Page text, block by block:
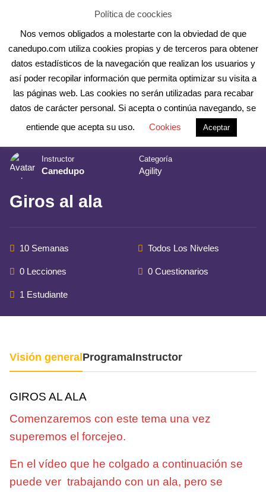
content
Aula Online Contacto Registro
Instructor
Canedupo
Categoría
Agility
Giros al ala
10 Semanas Todos Los Niveles
0 Lecciones 0 Cuestionarios
1 Estudiante
Visión general ProgramaInstructor
GIROS AL ALA
Comenzaremos con este tema una vez
superemos el forcejeo.
En el vídeo que he colgado a continuación se
puede ver trabajando con un ala, pero se
Política de coockies
Nos vemos obligados a molestarte con la obviedad de que
canedupo.com utiliza cookies propias y de terceros para obtener
datos estadísticos de la navegación que realizan los usuarios y
así poder recopilar información que permita optimizar su visita a
las páginas web. Las cookies no serán utilizadas para recabar
datos de carácter personal. Si acepta o continúa navegando, se
entiende que acepta su uso.
Cookies Aceptar